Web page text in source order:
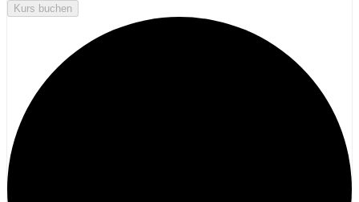
Kurs buchen